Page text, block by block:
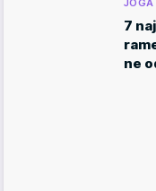
JOGA
7
ne